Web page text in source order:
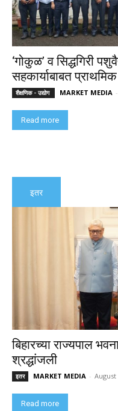
‘गोकुळ’ व सिद्धगिरी
सहकार्याबाबत
शैक्षणिक - उद्योग MARKET MEDIA -
Read more
इतर
बिहारच्या राज्यपाल
श्रद्धांजली
इतर MARKET MEDIA - August
Read more